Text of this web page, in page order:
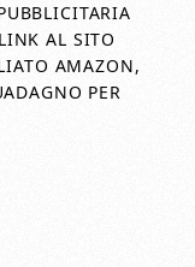
AL SITO
AMAZON,
PER